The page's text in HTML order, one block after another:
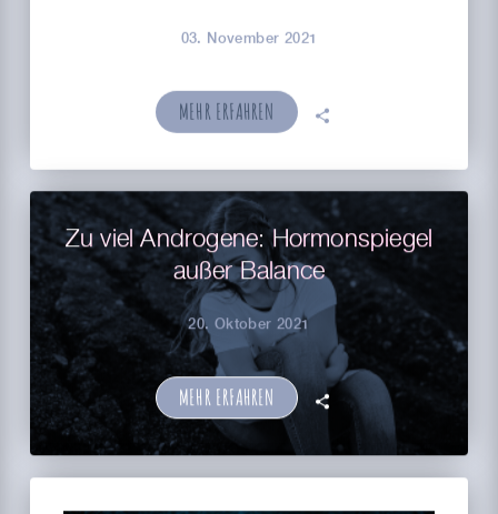
03. November 2021
MEHR ERFAHREN 🗣
Zu viel Androgene: Hormonspiegel
außer Balance
20. Oktober 2021
MEHR ERFAHREN 🗣